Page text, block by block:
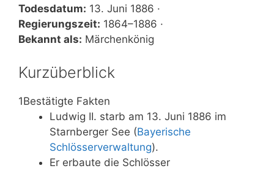
Todesdatum: 13. Juni 1886 ·
Regierungszeit: 1864–1886 ·
Bekannt als: Märchenkönig
Kurzüberblick
1Bestätigte Fakten
Ludwig II. starb am 13. Juni 1886 im
Starnberger See (Bayerische
Schlösserverwaltung).
Er erbaute die Schlösser